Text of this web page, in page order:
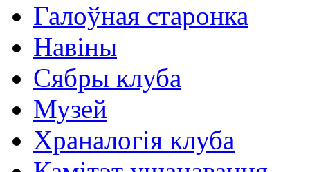
Галоўная старонка
Навіны
Сябры клуба
Музей
Храналогія клуба